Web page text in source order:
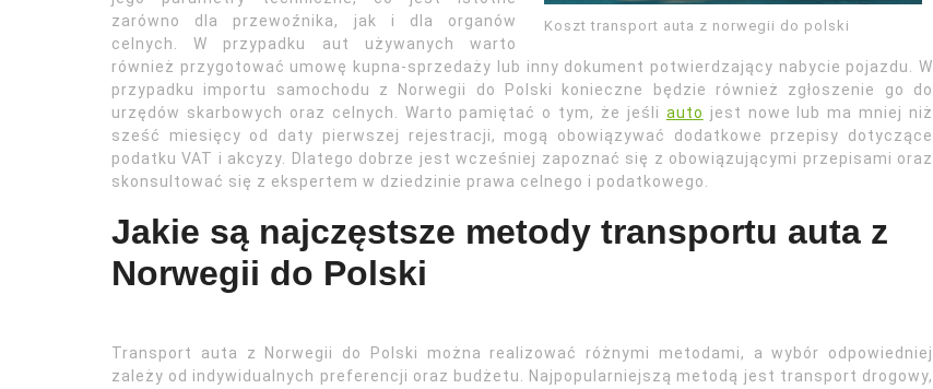
Koszt transport auta z norwegii do polski
zarówno dla przewoźnika, jak i dla organów
celnych. W przypadku aut używanych warto
również przygotować umowę kupna-sprzedaży lub inny dokument potwierdzający nabycie pojazdu. W
przypadku importu samochodu z Norwegii do Polski konieczne będzie również zgłoszenie go do
urzędów skarbowych oraz celnych. Warto pamiętać o tym, że jeśli auto jest nowe lub ma mniej niż
sześć miesięcy od daty pierwszej rejestracji, mogą obowiązywać dodatkowe przepisy dotyczące
podatku VAT i akcyzy. Dlatego dobrze jest wcześniej zapoznać się z obowiązującymi przepisami oraz
skonsultować się z ekspertem w dziedzinie prawa celnego i podatkowego.
Jakie są najczęstsze metody transportu auta z
Norwegii do Polski
Transport auta z Norwegii do Polski można realizować różnymi metodami, a wybór odpowiedniej
zależy od indywidualnych preferencji oraz budżetu. Najpopularniejszą metodą jest transport drogowy,